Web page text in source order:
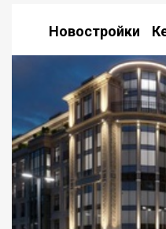
Новостройки